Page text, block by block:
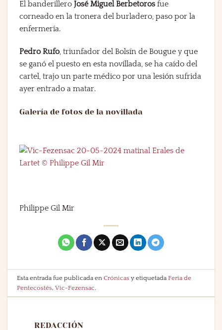
El banderillero José Miguel Berbetoros fue
corneado en la tronera del burladero, paso por la
enfermería.
Pedro Rufo, triunfador del Bolsín de Bougue y que
se ganó el puesto en esta novillada, se ha caído del
cartel, trajo un parte médico por una lesión sufrida
ayer entrado a matar.
Galería de fotos de la novillada
Philippe Gil Mir
Esta entrada fue publicada enCrónicas y etiquetadaFeria de
Pentecostés,Vic-Fezensac
REDACCIÓN